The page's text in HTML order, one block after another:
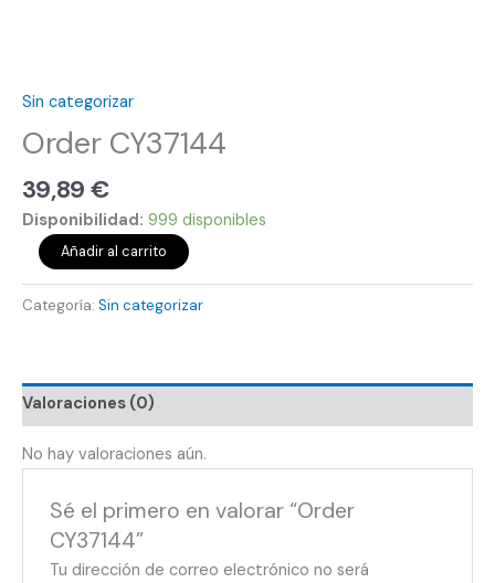
Sin categorizar
Order CY37144
39,89 €
Disponibilidad: 999 disponibles
Añadir al carrito
Categoría: Sin categorizar
Valoraciones (0)
No hay valoraciones aún.
Sé el primero en valorar “Order
CY37144”
Tu dirección de correo electrónico no será